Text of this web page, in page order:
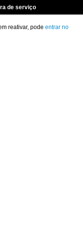
de serviço
reativar, pode entrar no